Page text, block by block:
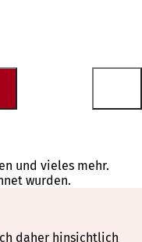
und vieles mehr.
wurden.
daher hinsichtlich